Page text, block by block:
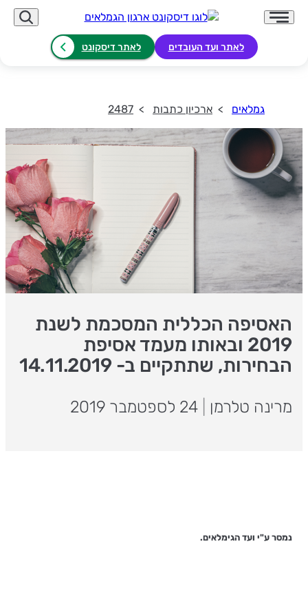
לאתר ועד העובדים לאתר דיסקונט
גמלאים ארכיון כתבות 2487
האסיפה הכללית המסכמת לשנת
2019 ובאותו מעמד אסיפת
הבחירות, שתתקיים ב- 14.11.2019
מרינה טלרמן
נמסר ע"י ועד הגימלאים.